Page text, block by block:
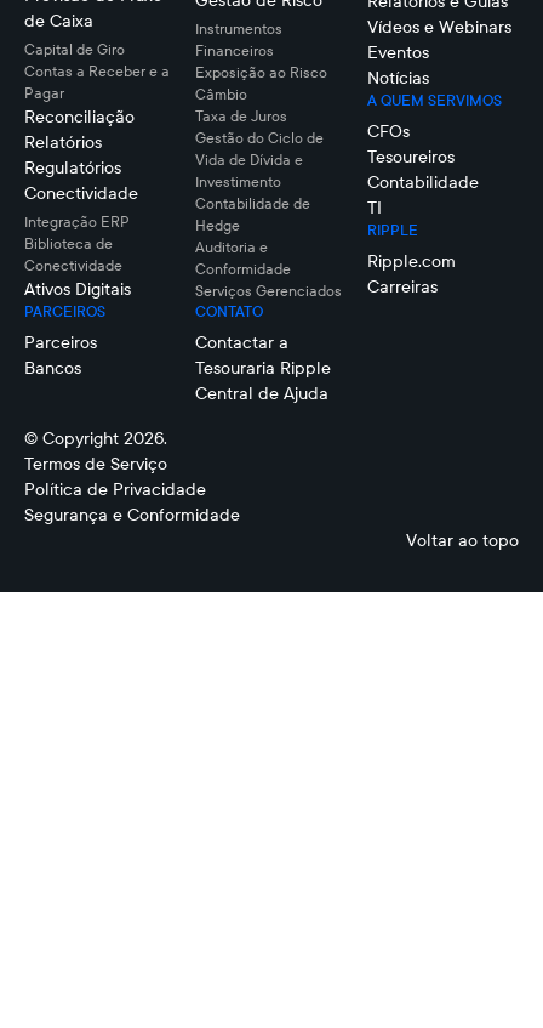
de Caixa
Capital de Giro
Contas a Receber e a
Pagar
Reconciliação
Relatórios
Regulatórios
Conectividade
Integração ERP
Biblioteca de
Conectividade
Ativos Digitais
PARCEIROS
Parceiros
Bancos
Instrumentos
Financeiros
Exposição ao Risco
Câmbio
Taxa de Juros
Gestão do Ciclo de
Vida de Dívida e
Investimento
Contabilidade de
Hedge
Auditoria e
Conformidade
Serviços Gerenciados
CONTATO
Contactar a
Tesouraria Ripple
Central de Ajuda
Vídeos e Webinars
Eventos
Notícias
A QUEM SERVIMOS
CFOs
Tesoureiros
Contabilidade
TI
RIPPLE
Ripple.com
Carreiras
© Copyright 2026.
Termos de Serviço
Política de Privacidade
Segurança e Conformidade
Voltar ao topo